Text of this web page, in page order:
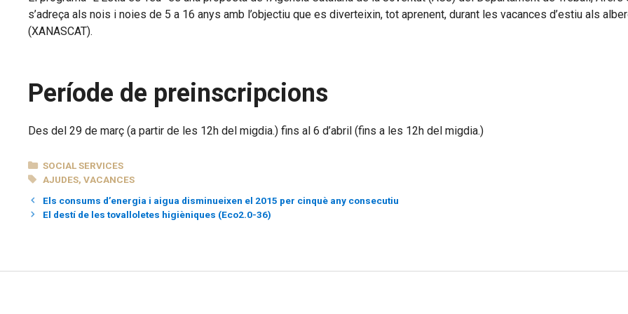
s’adreça als nois i noies de 5 a 16 anys amb l’objectiu que es diverteixin, tot aprenent, durant les vacances d’estiu als
(XANASCAT).
Període de preinscripcions
Des del 29 de març (a partir de les 12h del migdia.) fins al 6 d’abril (fins a les 12h del migdia.)
CATEGORIES
SOCIAL SERVICES
TAGS
AJUDES,VACANCES
Els consums d’energia i aigua disminueixen el 2015 per cinquè any consecutiu
El destí de les tovalloletes higièniques (Eco2.0-36)